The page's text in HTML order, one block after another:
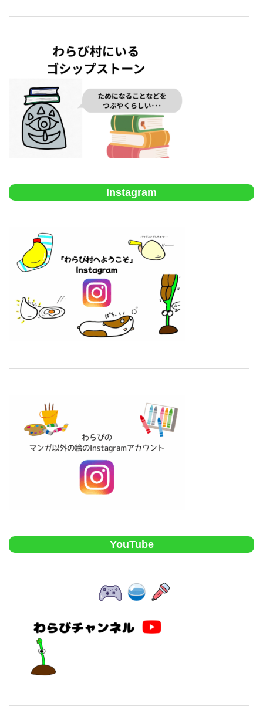
Instagram
YouTube